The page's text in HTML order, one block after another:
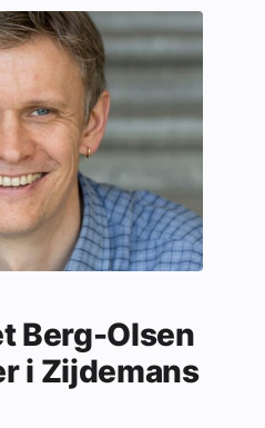
Berg-Olsen
i Zijdemans